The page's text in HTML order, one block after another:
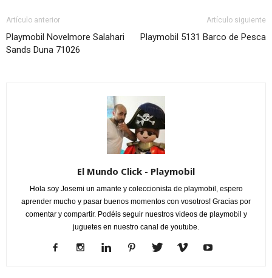
Artículo anterior
Playmobil Novelmore Salahari
Sands Duna 71026
Artículo siguiente
Playmobil 5131 Barco de Pesca
El Mundo Click - Playmobil
Hola soy Josemi un amante y coleccionista de playmobil, espero
aprender mucho y pasar buenos momentos con vosotros! Gracias por
comentar y compartir. Podéis seguir nuestros videos de playmobil y
juguetes en nuestro canal de youtube.